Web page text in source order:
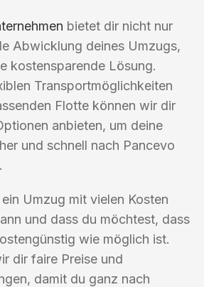
bietet dir nicht nur
Abwicklung deines Umzugs,
kostensparende Lösung.
Transportmöglichkeiten
Flotte können wir dir
anbieten, um deine
und schnell nach Pancevo
Umzug mit vielen Kosten
und dass du möchtest, dass
wie möglich ist.
dir faire Preise und
damit du ganz nach